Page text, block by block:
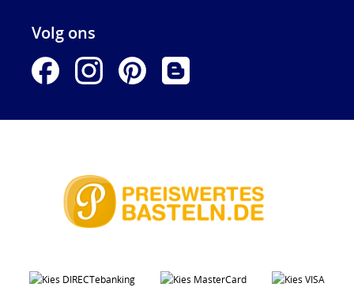
Volg ons